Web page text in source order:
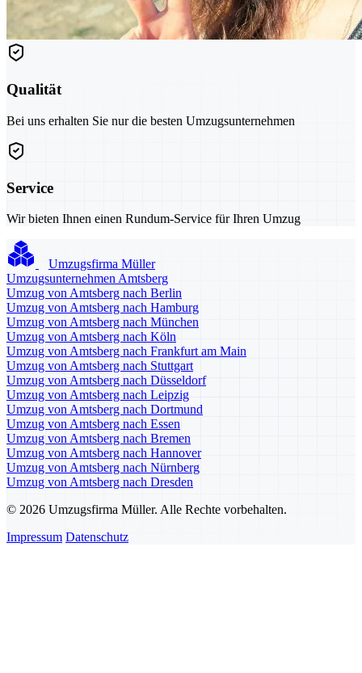
Qualität
Bei uns erhalten Sie nur die besten Umzugsunternehmen
Service
Wir bieten Ihnen einen Rundum-Service für Ihren Umzug
Umzugsfirma Müller
Umzugsunternehmen Amtsberg
Umzug von Amtsberg nach Berlin
Umzug von Amtsberg nach Hamburg
Umzug von Amtsberg nach München
Umzug von Amtsberg nach Köln
Umzug von Amtsberg nach Frankfurt am Main
Umzug von Amtsberg nach Stuttgart
Umzug von Amtsberg nach Düsseldorf
Umzug von Amtsberg nach Leipzig
Umzug von Amtsberg nach Dortmund
Umzug von Amtsberg nach Essen
Umzug von Amtsberg nach Bremen
Umzug von Amtsberg nach Hannover
Umzug von Amtsberg nach Nürnberg
Umzug von Amtsberg nach Dresden
© 2026 Umzugsfirma Müller. Alle Rechte vorbehalten.
Impressum Datenschutz